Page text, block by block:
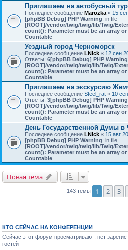
Приглашаем на автобусный
Последнее сообщение Marozka « 15
[phpBB Debug] PHP Warning: in file
[ROOT]/vendor/twig/twig/lib/Twig/
count(): Parameter must be an array
Countable
Уездный город Черноморск
Последнее сообщение LNick « 12 сен
Ответы: 6[phpBB Debug] PHP Warning
[ROOT]/vendor/twig/twig/lib/Twig/
count(): Parameter must be an array
Countable
Приглашаем на экскурсию
Последнее сообщение Steel_rat « 10
Ответы: 3[phpBB Debug] PHP Warning
[ROOT]/vendor/twig/twig/lib/Twig/
count(): Parameter must be an array
Countable
День Государственной Думы
Последнее сообщение LNick « 15 авг
[phpBB Debug] PHP Warning: in file
[ROOT]/vendor/twig/twig/lib/Twig/
count(): Parameter must be an array
Countable
Новая тема
143 темы 1 2 3
КТО СЕЙЧАС НА КОНФЕРЕНЦИИ
Сейчас этот форум просматривают: нет
гостей